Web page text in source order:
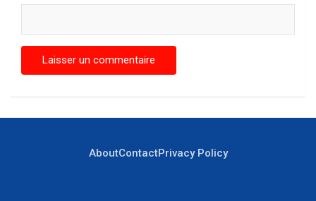
AboutContactPrivacy Policy